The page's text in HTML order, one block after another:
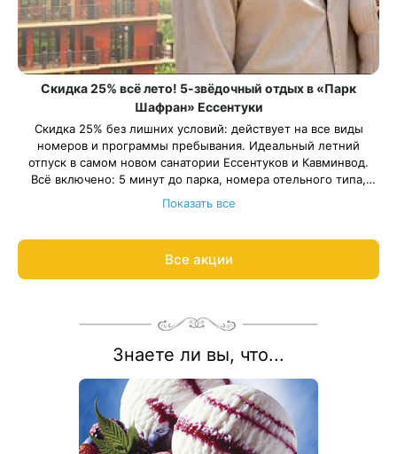
Скидка 25% всё лето! 5-звёдочный отдых в «Парк
Шафран» Ессентуки
Скидка 25% без лишних условий: действует на все виды
номеров и программы пребывания. Идеальный летний
отпуск в самом новом санатории Ессентуков и Кавминвод.
Всё включено: 5 минут до парка, номера отельного типа,
трехразовое питание «шведский стол» ресторанного уровня,
бассейн и хаммам, программа развлечений, детская комната.
Всего 111 номеров. Успейте забронировать заранее.
Весь период проживания должен пройти в периоды: 1 июня –
акции:8 800 700-15-77
Показать все
Все акции
Знаете ли вы, что...